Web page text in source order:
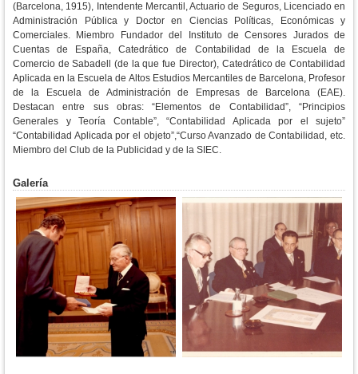
(Barcelona, 1915), Intendente Mercantil, Actuario de Seguros, Licenciado en
Administración Pública y Doctor en Ciencias Políticas, Económicas y
Comerciales. Miembro Fundador del Instituto de Censores Jurados de
Cuentas de España, Catedrático de Contabilidad de la Escuela de
Comercio de Sabadell (de la que fue Director), Catedrático de Contabilidad
Aplicada en la Escuela de Altos Estudios Mercantiles de Barcelona, Profesor
de la Escuela de Administración de Empresas de Barcelona (EAE).
Destacan entre sus obras: “Elementos de Contabilidad”, “Principios
Generales y Teoría Contable”, “Contabilidad Aplicada por el sujeto”
“Contabilidad Aplicada por el objeto”,“Curso Avanzado de Contabilidad, etc.
Miembro del Club de la Publicidad y de la SIEC.
Galería